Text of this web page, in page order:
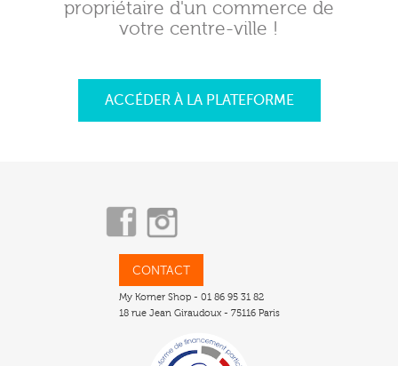
propriétaire d'un commerce de
votre centre-ville !
ACCÉDER À LA PLATEFORME
CONTACT
My Korner Shop - 01 86 95 31 82
18 rue Jean Giraudoux - 75116 Paris